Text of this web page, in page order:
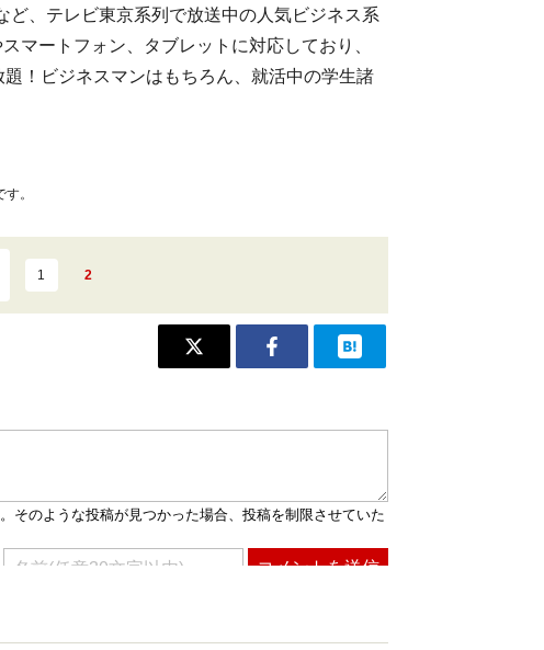
ど、テレビ東京系列で放送中の人気ビジネス系
マートフォン、タブレットに対応しており、
！ビジネスマンはもちろん、就活中の学生諸
。
1 2